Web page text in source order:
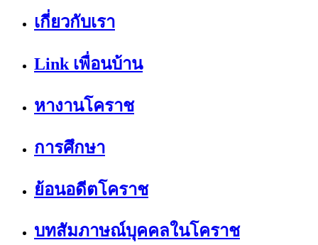
เกี่ยวกับเรา
Link เพื่อนบ้าน
หางานโคราช
การศึกษา
ย้อนอดีตโคราช
บทสัมภาษณ์บุคคลในโคราช